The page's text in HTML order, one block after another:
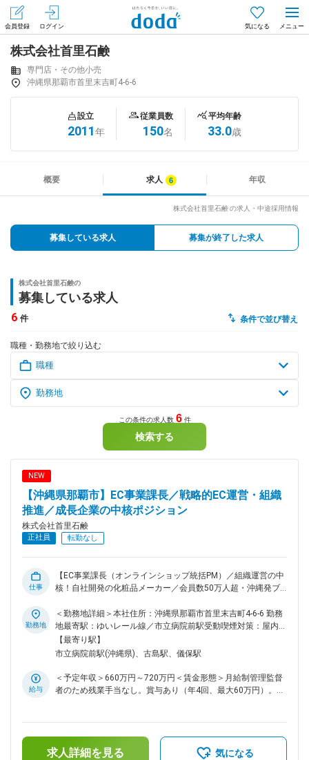
会員登録 ログイン 気になる
会員登録（無料）
はじめてdodaをご利用される方へ
求人を紹介してもらう
知りたい・聞きたい
専門サイト
対応時間：10:00～22:00(日曜・年末年始を除く)
自動案内は24時間365日対応
転職の「モヤモヤ」、一人で悩まず
気軽に相談してみませんか？
dodaの使い方は？
ヘルプ
株式会社首里石鹸
専門店・その他小売
沖縄県那覇市首里末吉町4-6-6
設立
2011年
従業員数
150名
平均年齢
33.0歳
概要 求人 年収
株式会社首里石鹸 の求人・中途採用情報
募集している求人 募集が終了した求人
株式会社首里石鹸の
募集している求人
6 件 条件で並び替え
職種・勤務地で絞り込む
この条件の求人数 6件
検索する
NEW
【沖縄県那覇市】EC事業課長／戦略的EC運営・組織
推進／成長企業の中核ポジション
株式会社首里石鹸
正社員 転勤なし
仕事
【EC事業課長（オンラインショップ統括PM）／組織運営の中
核！自社開発の化粧品メーカー／会員数50万人超・沖縄発ブ
略、カスタマーセンター（CS）を統括し、LTV（顧客生涯価
値）最大化に向けた全戦略を指揮すること。「商品開発」「新
規出店」「広報・PR」の各領域メンバーを率いて、それぞれ
のタスク進行管理、社内外での渉外対応を行うプロジェクトマ
LTV向上に向けたECサイトの戦略設計、UI/UX改善の指揮 ・
EC・SNS・デザイン・CS担当（計4ユニット）の目標設計、育
思決定 ・ブランド体験の要となるカスタマーセンターのクオ
リティ管理 ・商品開発、新規出店に関する進捗進行管理、社
内外との調整・渉外対応 ・広報、PR業務に関する進捗進行管
勤務地
＜勤務地詳細＞本社住所：沖縄県那覇市首里末吉町4-6-6 勤務
地最寄駅：ゆいレール線／市立病院前駅受動喫煙対策：屋内全
面禁煙変更の範囲：会社の定める事業所
【最寄り駅】
市立病院前駅(沖縄県)、古島駅、儀保駅
給与
＜予定年収＞660万円～720万円＜賃金形態＞月給制管理監督
者のため残業手当なし。賞与あり（年4回、最大60万円）。交
までも目安の金額であり、選考を通じて上下する可能性があり
ます。月給(月額)は固定手当を含めた表記です。
求人詳細を見る 気になる